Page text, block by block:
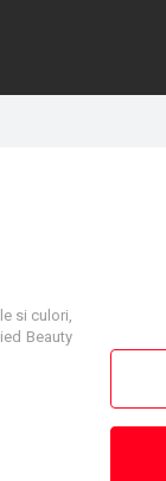
si culori,
Beauty